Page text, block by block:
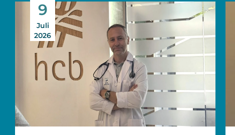
9
Juli
2026